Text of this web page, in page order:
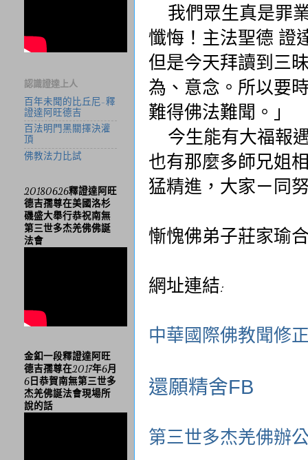
我們眾生真是罪
懺悔！主法聖德 證
但是今天拜讀到三
為、意念。所以要
難得佛法難聞。」
今生能有大福報
也有那麼多師兄姐
猛精進，大家ㄧ同
慚愧佛弟子莊家瑜
網址連結:
中華國際佛教聞修
還願精舍FB
第三世多杰羌佛辦
認識證達上人
百年未聞的比丘尼-釋
證達阿旺德吉
百法明門黑關擇決灌
頂
佛教法力比試
20180626釋證達阿旺
德吉孺尊在美國洛杉
磯盛大舉行恭祝南無
第三世多杰羌佛佛誕
法會
金釦一段釋證達阿旺
德吉孺尊在2017年6月
6日恭賀南無第三世多
杰羌佛誕法會現場所
說的話